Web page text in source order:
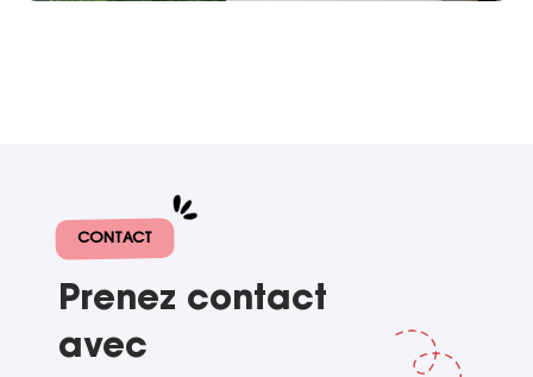
CONTACT
Prenez contact
avec